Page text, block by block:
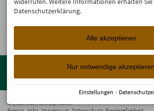
Urlaubsunterkünften von der Berghütte bis
Wellnesshotel!
© 2026 Wannenkopfhütte
Datenschutzerklärung.
Alle akzeptieren
Nur notwendige akzeptieren
Einstellungen ·